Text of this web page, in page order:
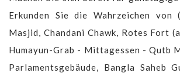
Erkunden Sie die Wahrzeichen von
Masjid, Chandani Chawk, Rotes Fort
Humayun-Grab - Mittagessen - Qutb
Parlamentsgebäude, Bangla Saheb